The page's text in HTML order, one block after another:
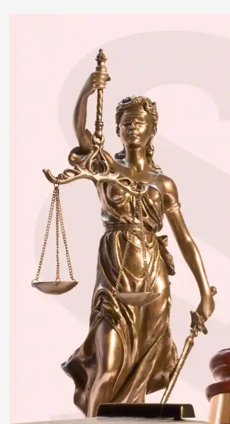
insektivor212